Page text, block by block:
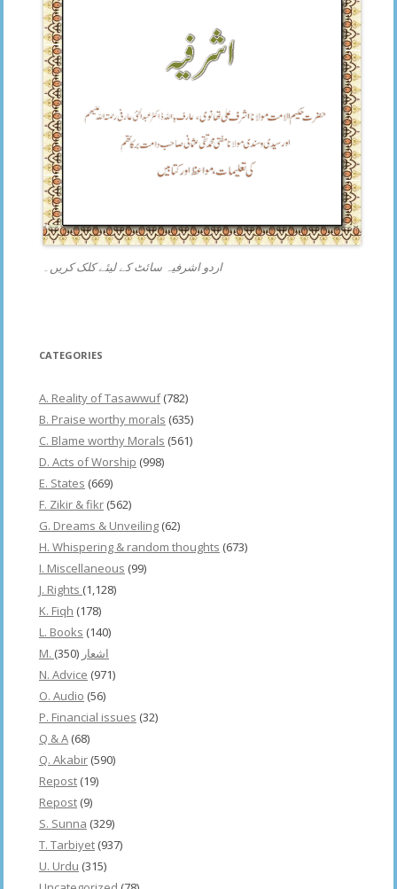
اردو اشرفیہ سائٹ کے لیئے کلک کریں۔
CATEGORIES
A. Reality of Tasawwuf(782)
B. Praise worthy morals (635)
C. Blame worthy Morals (561)
D. Acts of Worship (998)
E. States (669)
F. Zikir & fikr (562)
G. Dreams & Unveiling (62)
H. Whispering & random thoughts (673)
I. Miscellaneous (99)
J. Rights (1,128)
K. Fiqh (178)
L. Books (140)
M. اشعار (350)
N. Advice (971)
O. Audio (56)
P. Financial issues (32)
Q & A (68)
Q. Akabir (590)
Repost (19)
Repost (9)
S. Sunna (329)
T. Tarbiyet (937)
U. Urdu (315)